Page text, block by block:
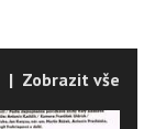
| Zobrazit vše